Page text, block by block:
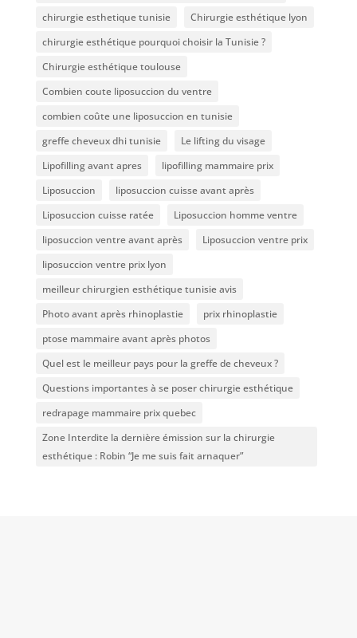
chirurgie esthetique tunisie
Chirurgie esthétique lyon
chirurgie esthétique pourquoi choisir la Tunisie ?
Chirurgie esthétique toulouse
Combien coute liposuccion du ventre​
combien coûte une liposuccion en tunisie
greffe cheveux dhi tunisie
Le lifting du visage
Lipofilling avant apres
lipofilling mammaire prix
Liposuccion
liposuccion cuisse avant après
Liposuccion cuisse ratée
Liposuccion homme ventre
liposuccion ventre avant après
Liposuccion ventre prix
liposuccion ventre prix lyon
meilleur chirurgien esthétique tunisie avis
Photo avant après rhinoplastie
prix rhinoplastie
ptose mammaire avant après photos
Quel est le meilleur pays pour la greffe de cheveux ?
Questions importantes à se poser chirurgie esthétique
redrapage mammaire prix quebec
Zone Interdite la dernière émission sur la chirurgie
esthétique : Robin “Je me suis fait arnaquer”